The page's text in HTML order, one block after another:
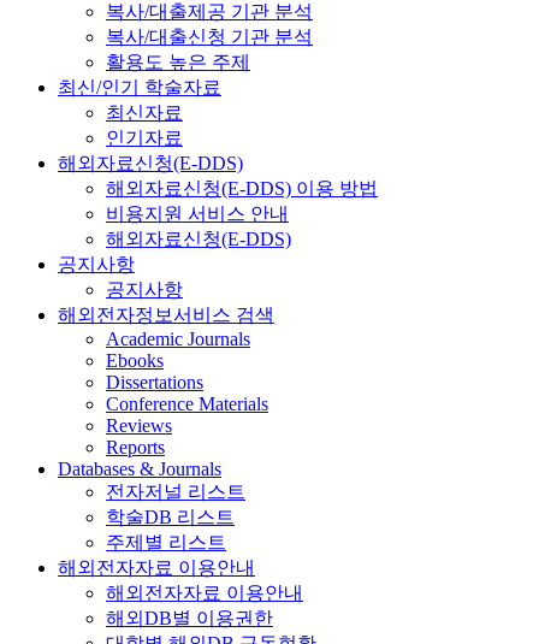
복사/대출제공 기관 분석
복사/대출신청 기관 분석
활용도 높은 주제
최신/인기 학술자료
최신자료
인기자료
해외자료신청(E-DDS)
해외자료신청(E-DDS) 이용 방법
비용지원 서비스 안내
해외자료신청(E-DDS)
공지사항
공지사항
해외전자정보서비스 검색
Academic Journals
Ebooks
Dissertations
Conference Materials
Reviews
Reports
Databases & Journals
전자저널 리스트
학술DB 리스트
주제별 리스트
해외전자자료 이용안내
해외전자자료 이용안내
해외DB별 이용권한